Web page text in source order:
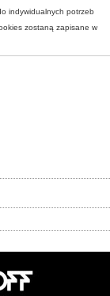
indywidualnych potrzeb
zostaną zapisane w